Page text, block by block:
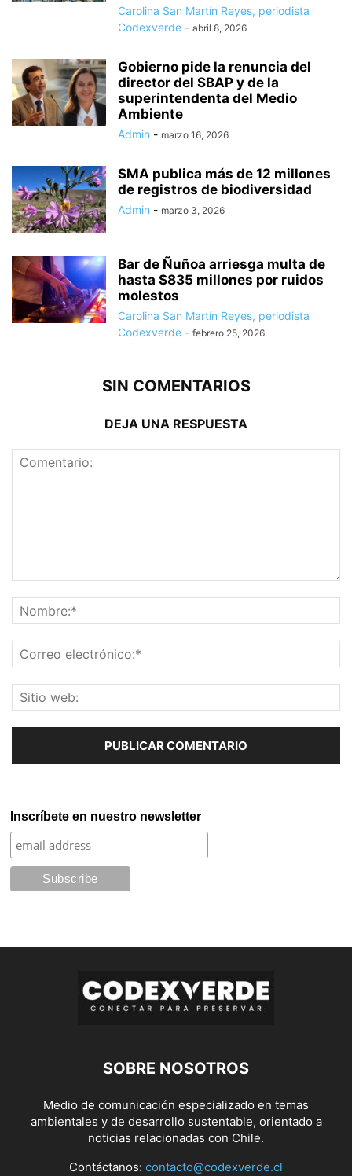
Carolina San Martín Reyes, periodista
Codexverde - abril 8, 2026
Gobierno pide la renuncia del
director del SBAP y de la
superintendenta del Medio
Ambiente
Admin - marzo 16, 2026
SMA publica más de 12 millones
de registros de biodiversidad
Admin - marzo 3, 2026
Bar de Ñuñoa arriesga multa de
hasta $835 millones por ruidos
molestos
Carolina San Martín Reyes, periodista
Codexverde - febrero 25, 2026
SIN COMENTARIOS
DEJA UNA RESPUESTA
Inscríbete en nuestro newsletter
SOBRE NOSOTROS
Medio de comunicación especializado en temas
ambientales y de desarrollo sustentable, orientado a
noticias relacionadas con Chile.
Contáctanos: contacto@codexverde.cl